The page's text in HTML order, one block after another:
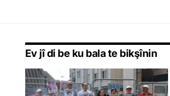
Ev jî di be ku bala te bikşînin